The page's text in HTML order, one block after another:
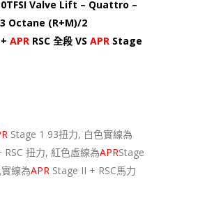
Valve Lift – Quattro –
Octane (R+M)/2
APR RSC 全段 VS APR Stage
Stage 1 93扭力, 白色實線為
RSC 扭力, 紅色虛線為APRStage
線為APR Stage II + RSC馬力